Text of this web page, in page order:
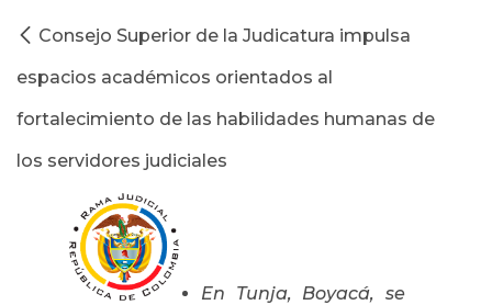
Consejo Superior de la Judicatura impulsa
espacios académicos orientados al
fortalecimiento de las habilidades humanas de
los servidores judiciales
En Tunja, Boyacá, se